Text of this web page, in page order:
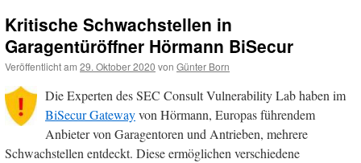
Kritische Schwachstellen in
Garagentüröffner Hörmann BiSecur
Veröffentlicht am 29. Oktober 2020 von Günter Born
Die Experten des SEC Consult Vulnerability Lab haben im
BiSecur Gatewayvon Hörmann, Europas führendem
Anbieter von Garagentoren und Antrieben, mehrere
Schwachstellen entdeckt. Diese ermöglichen verschiedene